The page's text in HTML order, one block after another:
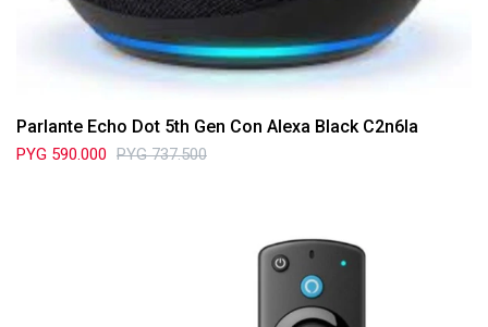
Parlante Echo Dot 5th Gen Con Alexa Black C2n6la
PYG 590.000 PYG 737.500